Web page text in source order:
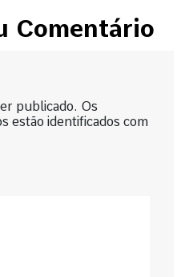
Comentário
publicado. Os
estão identificados com